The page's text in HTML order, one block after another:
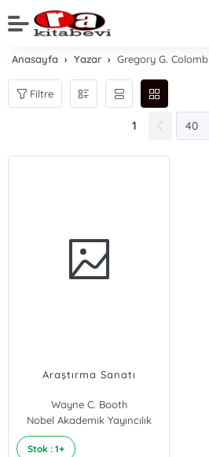
Anasayfa Yazar Gregory G. Colomb
Filtre
1
Araştırma Sanatı
Wayne C. Booth
Joseph M. Williams
Gregory G. Colomb
Nobel Akademik Yayıncılık
Stok : 1+